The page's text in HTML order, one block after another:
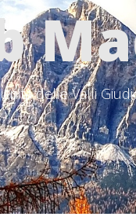
delle Valli